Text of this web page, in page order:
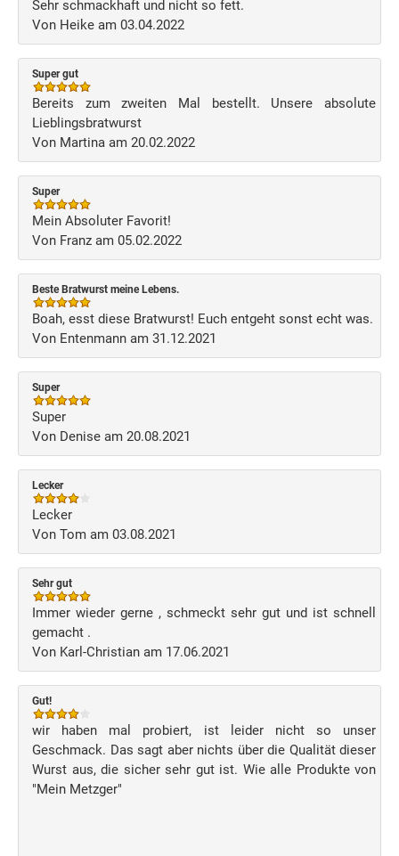
Sehr schmackhaft und nicht so fett.
Von Heike am 03.04.2022
Super gut
Bereits zum zweiten Mal bestellt. Unsere absolute
Lieblingsbratwurst
Von Martina am 20.02.2022
Super
Mein Absoluter Favorit!
Von Franz am 05.02.2022
Beste Bratwurst meine Lebens.
Boah, esst diese Bratwurst! Euch entgeht sonst echt was.
Von Entenmann am 31.12.2021
Super
Super
Von Denise am 20.08.2021
Lecker
Lecker
Von Tom am 03.08.2021
Sehr gut
Immer wieder gerne , schmeckt sehr gut und ist schnell
gemacht .
Von Karl-Christian am 17.06.2021
Gut!
wir haben mal probiert, ist leider nicht so unser
Geschmack. Das sagt aber nichts über die Qualität dieser
Wurst aus, die sicher sehr gut ist. Wie alle Produkte von
"Mein Metzger"